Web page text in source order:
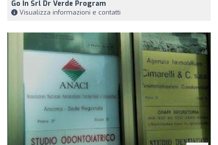
Go In Srl Dr Verde Program
Visualizza informazioni e contatti